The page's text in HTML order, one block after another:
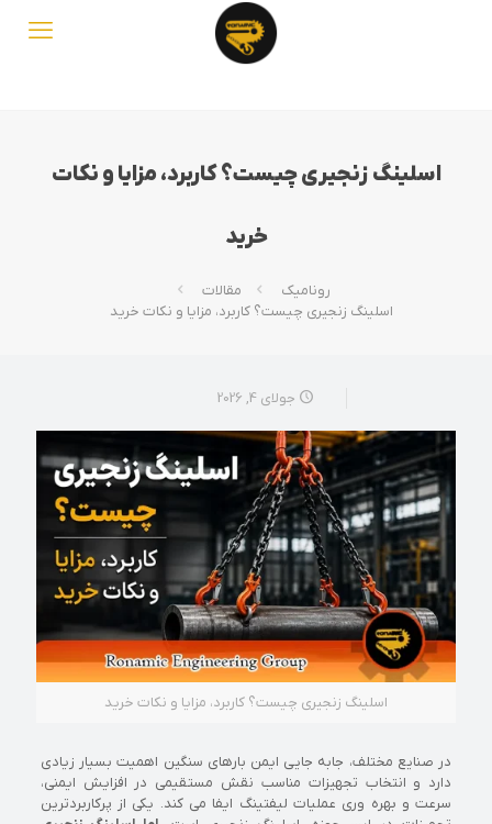
اسلینگ زنجیری چیست؟ کاربرد، مزایا و نکات
خرید
رونامیک
مقالات
اسلینگ زنجیری چیست؟ کاربرد، مزایا و نکات خرید
جولای 4, 2026
اسلینگ زنجیری چیست؟ کاربرد، مزایا و نکات خرید
در صنایع مختلف، جابه جایی ایمن بارهای سنگین اهمیت بسیار زیادی
دارد و انتخاب تجهیزات مناسب نقش مستقیمی در افزایش ایمنی،
سرعت و بهره وری عملیات لیفتینگ ایفا می کند. یکی از پرکاربردترین